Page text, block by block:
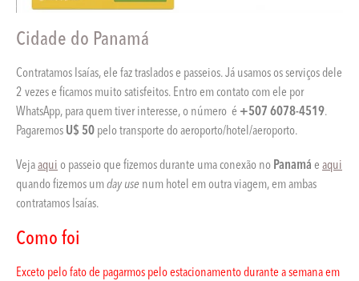
Cidade do Panamá
Contratamos Isaías, ele faz traslados e passeios. Já usamos os serviços dele
2 vezes e ficamos muito satisfeitos. Entro em contato com ele por
WhatsApp, para quem tiver interesse, o número é +507 6078-4519.
Pagaremos U$ 50 pelo transporte do aeroporto/hotel/aeroporto.
Vejaaqui o passeio que fizemos durante uma conexão no Panamá e aqui
quando fizemos umday use num hotel em outra viagem, em ambas
contratamos Isaías.
Como foi
Exceto pelo fato de pagarmos pelo estacionamento durante a semana em